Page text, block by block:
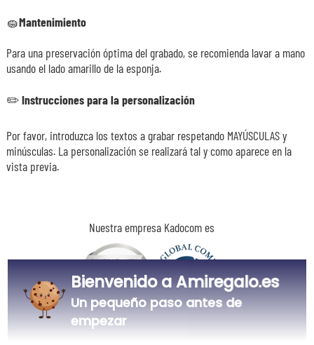
Nuestra empresa Kadocom es
Certificada
🧽Mantenimiento
Para una preservación óptima del grabado, se recomienda lavar a mano
usando el lado amarillo de la esponja.
✏️Instrucciones para la personalización
Por favor, introduzca los textos a grabar respetando MAYÚSCULAS y
minúsculas. La personalización se realizará tal y como aparece en la
vista previa.
Bienvenido a Amiregalo.es
Un pequeño paso antes de
empezar